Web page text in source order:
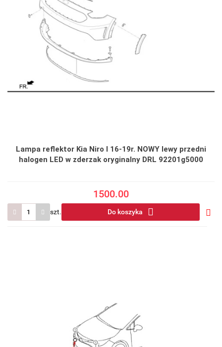
Lampa reflektor Kia Niro I 16-19r. NOWY lewy przedni
halogen LED w zderzak oryginalny DRL 92201g5000
1500.00
szt. Do koszyka